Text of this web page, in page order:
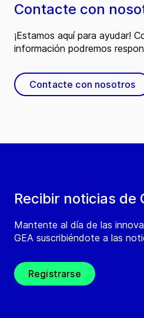
Recibir noticias de
Mantente al día de las
GEA suscribiéndote a las
Registrarse
Contacte con
¡Estamos aquí para ayudar!
información podremos
Contacte con nosotros